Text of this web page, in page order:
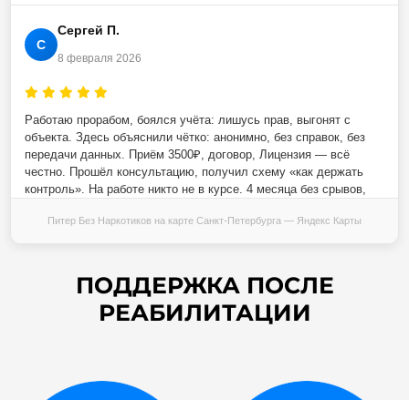
С
Сергей П.
8 февраля 2026
Работаю прорабом, боялся учёта: лишусь прав, выгонят с
объекта. Здесь объяснили чётко: анонимно, без справок, без
передачи данных. Приём 3500₽, договор, Лицензия — всё
честно. Прошёл консультацию, получил схему «как держать
контроль». На работе никто не в курсе. 4 месяца без срывов,
Галина Ивановна
29 января 2026
Думала, уже поздно: муж пьёт 20 лет, возраст, здоровье.
Питер Без Наркотиков на карте Санкт‑Петербурга — Яндекс Карты
ПОДДЕРЖКА ПОСЛЕ
РЕАБИЛИТАЦИИ